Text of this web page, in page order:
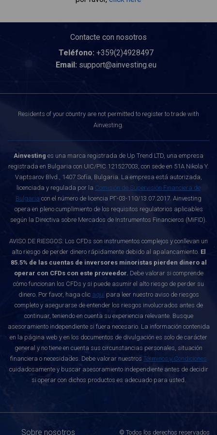
Contacte con nosotros
Teléfono: +359(2)4928497
Email: support@ainvesting.eu
Residents of your country are not permitted to register to trade with
Ainvesting.
Ainvesting es una marca registrada de Up Trend LTD, una empresa
registrada en Bulgaria con UIC/PIC 121527003, con sede en 51A Nikola Y.
Vaptsarov Blvd., 1407 Sofía, Bulgaria. La empresa está autorizada,
licenciada y regulada por la Comisión de Supervisión Financiera de
Bulgaria con el número de licencia РГ-03-110/13.07.2017. Ainvesting
opera en pleno cumplimiento de los requisitos regulatorios aplicables
según la Directiva sobre Mercados de Instrumentos Financieros (MiFID).
AVISO DE RIESGOS: Los CFDs son instrumentos complejos y conllevan un
alto riesgo de perder dinero rápidamente debido al apalancamiento. El
85.5% de las cuentas de inversores minoristas pierden dinero al
operar con CFDs con este proveedor. Debe valorar si comprende
cómo funcionan los CFDs y si puede asumir el alto riesgo de perder su
dinero. Por favor, haga clic aquípara leer nuestro aviso de riesgos
completo y asegurarse de entender los riesgos involucrados antes de
continuar, teniendo en cuenta su experiencia relevante. Busque
asesoramiento independiente si fuera necesario. La información contenida
en la página web y en los documentos de divulgación es solo de carácter
general y no tiene en cuenta sus circunstancias personales, situación
financiera o necesidades. Debe valorar nuestros Términos y Condiciones
cuidadosamente y buscar asesoramiento independiente antes de decidir
si operar con dichos productos es adecuado para usted.
Sobre nosotros © Todos los derechos reservados